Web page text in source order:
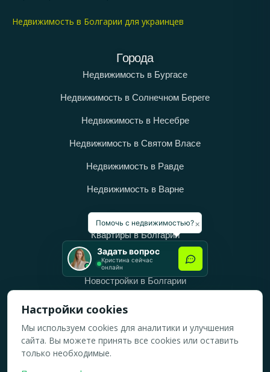
Недвижимость в Болгарии для украинцев
Города
Недвижимость в Бургасе
Недвижимость в Солнечном Береге
Недвижимость в Несебре
Недвижимость в Святом Власе
Недвижимость в Равде
Недвижимость в Варне
Категории
Квартиры в Болгарии
Дома в Болгарии
Новостройки в Болгарии
Вторичное жильё в Болгарии
Рабочее время
ПН-ПТ: 10:00 — 18:00
×
Помочь с недвижимостью?
Задать вопрос
Кристина сейчас
онлайн
Настройки cookies
Мы используем cookies для аналитики и улучшения
сайта. Вы можете принять все cookies или оставить
только необходимые.